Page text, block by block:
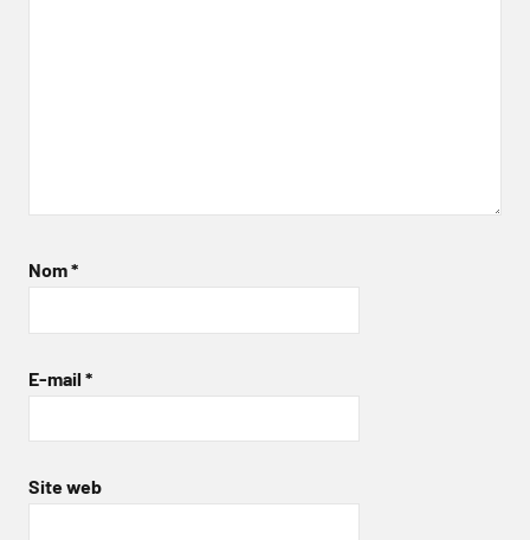
Nom*
E-mail *
Site web